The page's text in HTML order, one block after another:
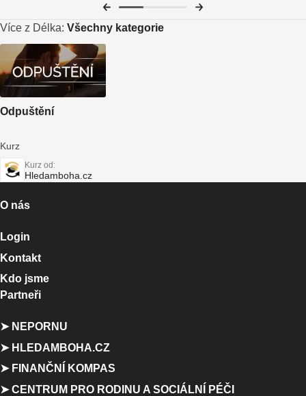
Více z Délka: Všechny kategorie
Odpuštění
Kurz
Kurz od:
Hledamboha.cz
O nás
Login
Kontakt
Kdo jsme
Partneři
➤ NEPORNU
➤ HLEDAMBOHA.CZ
➤ FINANČNÍ KOMPAS
➤ CENTRUM PRO RODINU A SOCIÁLNÍ PÉČI